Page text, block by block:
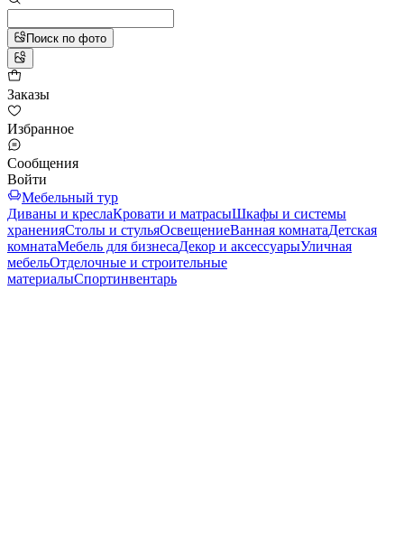
Поиск по фото
Заказы
Избранное
Сообщения
Войти
Мебельный тур
Диваны и креслаКровати и матрасыШкафы и системы
храненияСтолы и стульяОсвещениеВанная комнатаДетская
комнатаМебель для бизнесаДекор и аксессуарыУличная
мебельОтделочные и строительные
материалыСпортинвентарь